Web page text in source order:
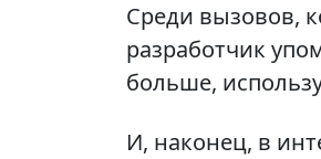
Среди вызовов,
разработчик
больше,
И, наконец, в